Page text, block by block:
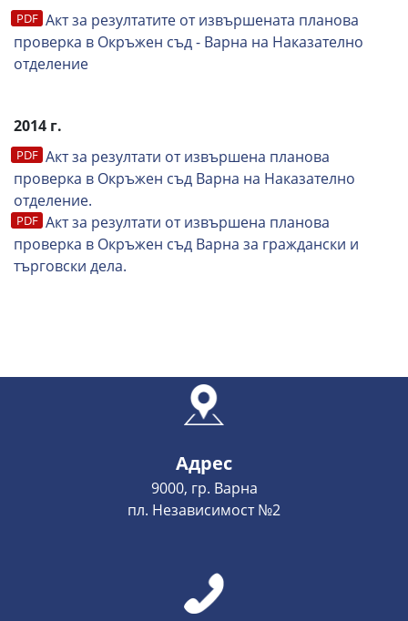
Акт за резултатите от извършената планова
проверка в Окръжен съд - Варна на Наказателно
отделение
2014 г.
Акт за резултати от извършена планова
проверка в Окръжен съд Варна на Наказателно
отделение.
Акт за резултати от извършена планова
проверка в Окръжен съд Варна за граждански и
търговски дела.
Адрес
9000, гр. Варна
пл. Независимост №2